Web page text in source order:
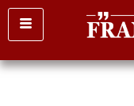
Skip
to